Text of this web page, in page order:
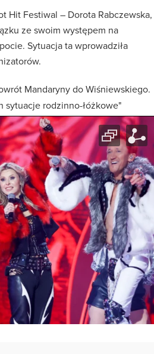
Hit Festiwal – Dorota Rabczewska,
ze swoim występem na
Sytuacja ta wprowadziła
Mandaryny do Wiśniewskiego.
sytuacje rodzinno-łóżkowe"